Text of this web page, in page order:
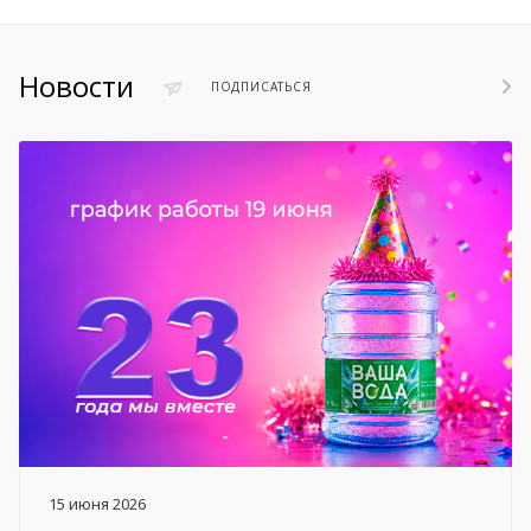
Новости ПОДПИСАТЬСЯ
15 июня 2026